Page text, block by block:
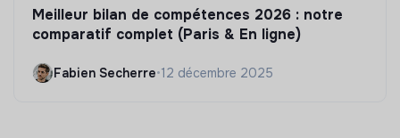
Meilleur bilan de compétences 2026 : notre
comparatif complet (Paris & En ligne)
Fabien Secherre•12 décembre 2025